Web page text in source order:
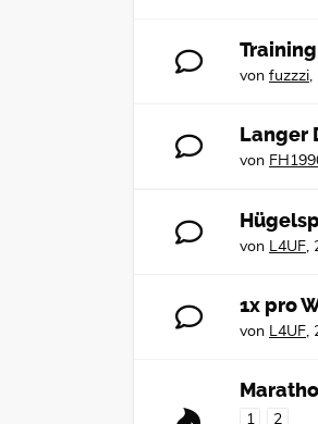
von fuzzzi
Langer
von
von L4UF
1x pro
von L4UF
1 2